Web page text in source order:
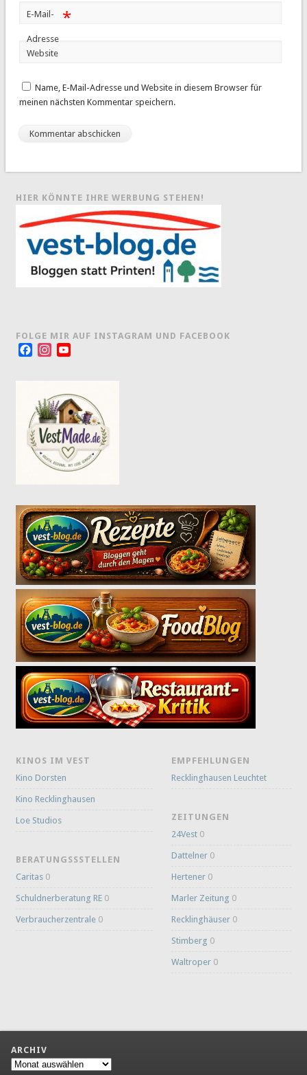
E-Mail-
Adresse
*
Website
Name, E-Mail-Adresse und Website in diesem Browser für
meinen nächsten Kommentar speichern.
HIER KÖNNTE IHRE WERBUNG STEHEN!
FOLGE MIR AUF INSTAGRAM UND FACEBOOK
FacebookInstagram
KINOS IM VEST
Kino Dorsten
Kino Recklinghausen
Loe Studios
BERATUNGSSSTELLEN
Caritas 0
Schuldnerberatung RE 0
Verbraucherzentrale 0
EMPFEHLUNGEN
Recklinghausen Leuchtet
ZEITUNGEN
24Vest 0
Dattelner 0
Hertener 0
Marler Zeitung 0
Recklinghäuser 0
Stimberg 0
Waltroper 0
ARCHIV
Archiv